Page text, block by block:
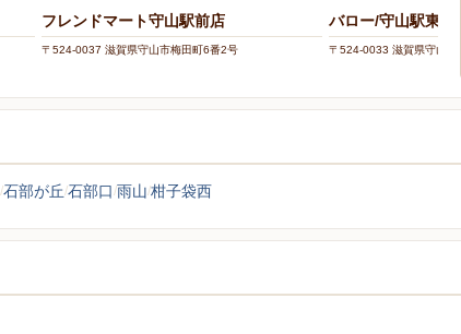
フレンドマート守山駅前店
〒524-0037 滋賀県守山市梅田町6番2号
バロー/守山駅東店
〒524-0033 滋賀県守山市
石部が丘 石部口 雨山 柑子袋西